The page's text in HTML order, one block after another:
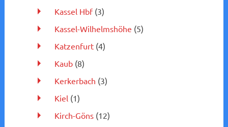
Kassel Hbf(3)
Kassel-Wilhelmshöhe (5)
Katzenfurt(4)
Kaub(8)
Kerkerbach (3)
Kiel(1)
Kirch-Göns(12)